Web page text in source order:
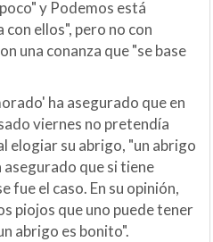
y Podemos está
ellos", pero no con
una conanza que "se base
ha asegurado que en
viernes no pretendía
elogiar su abrigo, "un abrigo
asegurado que si tiene
fue el caso. En su opinión,
piojos que uno puede tener
abrigo es bonito".